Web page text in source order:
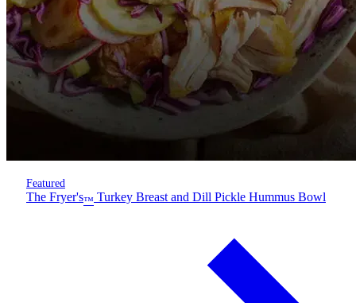
Featured
The Fryer's™ Turkey Breast and Dill Pickle Hummus Bowl